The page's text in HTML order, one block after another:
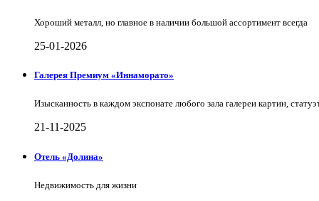
Хороший металл, но главное в наличии большой ассортимент всегда
25-01-2026
Галерея Премиум «Иннаморато»
Изысканность в каждом экспонате любого зала галереи картин,
21-11-2025
Отель «Долина»
Недвижимость для жизни